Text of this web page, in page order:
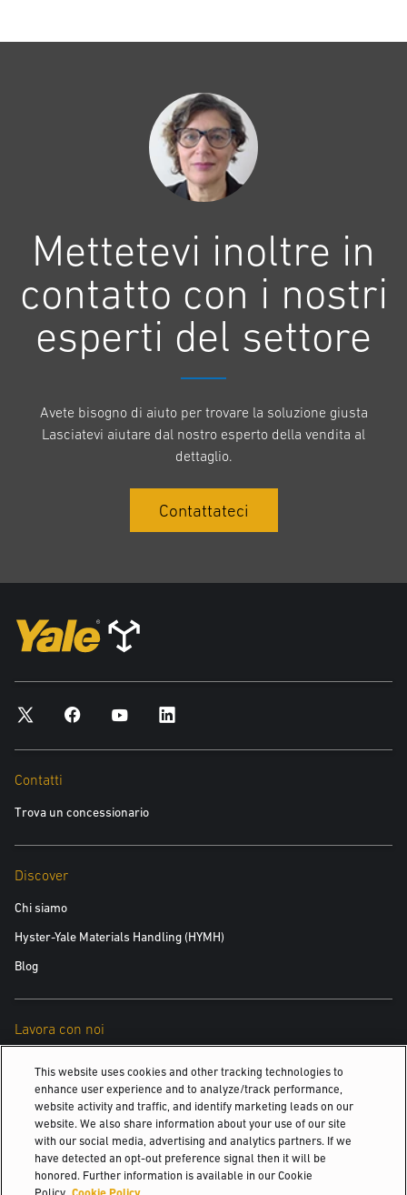
Mettetevi inoltre in
contatto con i nostri
esperti del settore
Avete bisogno di aiuto per trovare la soluzione giusta
Lasciatevi aiutare dal nostro esperto della vendita al
dettaglio.
Contattateci
Contatti
Trova un concessionario
Discover
Chi siamo
Hyster-Yale Materials Handling (HYMH)
Blog
Lavora con noi
POTREBBE INTERESSARTI ANCHE
Comunicati stampa
This website uses cookies and other tracking technologies to
enhance user experience and to analyze/track performance,
website activity and traffic, and identify marketing leads on our
website. We also share information about your use of our site
with our social media, advertising and analytics partners. If we
have detected an opt-out preference signal then it will be
honored. Further information is available in our Cookie